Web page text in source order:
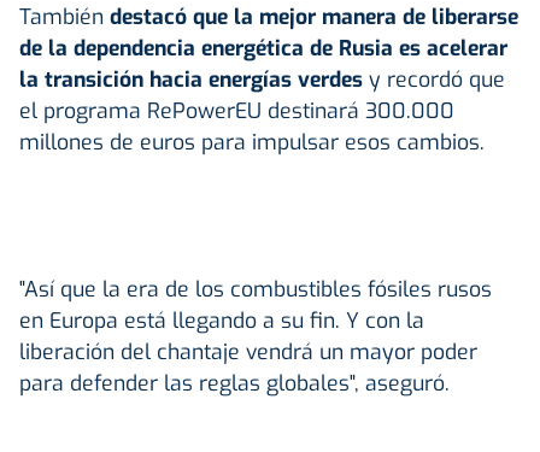
También destacó que la mejor manera de liberarse
de la dependencia energética de Rusia es acelerar
la transición hacia energías verdes y recordó que
el programa RePowerEU destinará 300.000
millones de euros para impulsar esos cambios.
"Así que la era de los combustibles fósiles rusos
en Europa está llegando a su fin. Y con la
liberación del chantaje vendrá un mayor poder
para defender las reglas globales", aseguró.